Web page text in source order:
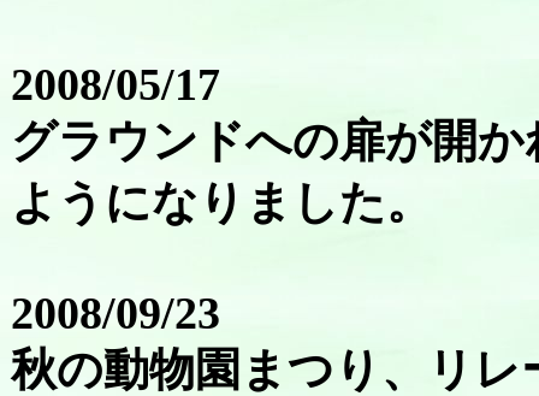
2008/05/17
グラウンドへの扉が開
ようになりました。
2008/09/23
秋の動物園まつり、リ